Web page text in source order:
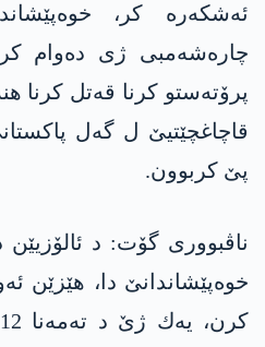
ئه‌شكه‌ره‌ كر،
چاره‌شه‌مبی ژی ده‌وام
پرۆته‌ستو كرنا قه‌تل كرنا
پێ كربوون.
ناڤبووری گۆت: د ئالۆزیێن
خوه‌پێشاندانێ دا، هێزێن